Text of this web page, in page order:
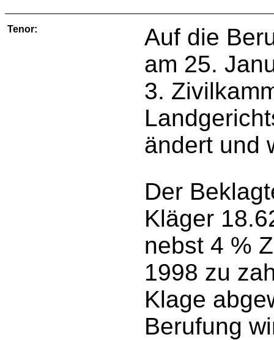
Tenor:
Auf die
am 25.
3.
ändert und
Der
Kläger
nebst 4 %
1998 zu
Klage
Berufung